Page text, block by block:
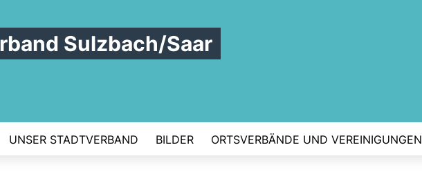
Sulzbach/Saar
UNSER STADTVERBAND BILDER ORTSVERBÄNDE UND VEREINIGUNGEN